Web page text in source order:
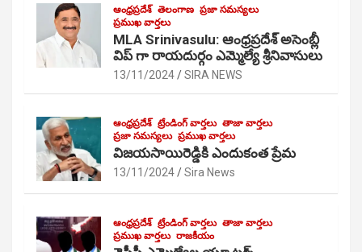
ఆంధ్రప్రదేశ్ తెలంగాణ ప్రజా సమస్యలు
ప్రముఖ వార్తలు
MLA Srinivasulu: ఆంధ్రప్రదేశ్ అసెంబ్లీ
విప్ గా రాయదుర్గం ఎమ్మెల్యే శ్రీనివాసులు
13/11/2024 SIRA NEWS
ఆంధ్రప్రదేశ్ ట్రేండింగ్ వార్తలు తాజా వార్తలు
ప్రజా సమస్యలు ప్రముఖ వార్తలు
విజయసాయిరెడ్డికి ఎందుకంత ప్రేమ
13/11/2024 Sira News
ఆంధ్రప్రదేశ్ ట్రేండింగ్ వార్తలు తాజా వార్తలు
ప్రముఖ వార్తలు రాజకీయం